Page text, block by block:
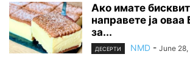
Ако имате
направете ја
за...
ДЕСЕРТИ NMD - June